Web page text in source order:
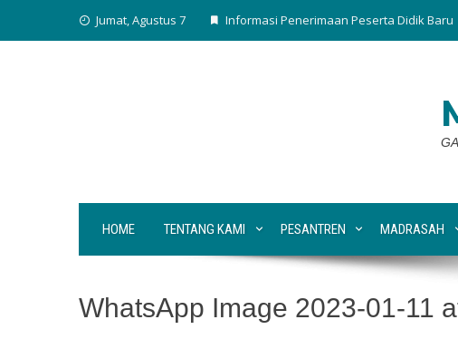
Jumat, Agustus 7 Informasi Penerimaan Peserta Didik Baru
HOME TENTANG KAMI PESANTREN MADRASAH
WhatsApp Image 2023-01-11